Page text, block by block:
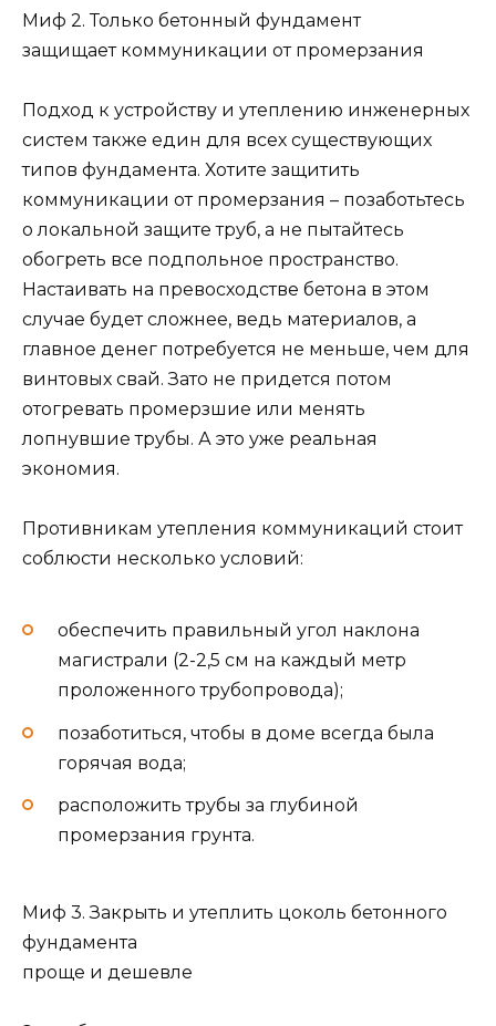
Миф 2. Только бетонный фундамент
защищает коммуникации от промерзания
Подход к устройству и утеплению инженерных
систем также един для всех существующих
типов фундамента. Хотите защитить
коммуникации от промерзания – позаботьтесь
о локальной защите труб, а не пытайтесь
обогреть все подпольное пространство.
Настаивать на превосходстве бетона в этом
случае будет сложнее, ведь материалов, а
главное денег потребуется не меньше, чем для
винтовых свай. Зато не придется потом
отогревать промерзшие или менять
лопнувшие трубы. А это уже реальная
экономия.
Противникам утепления коммуникаций стоит
соблюсти несколько условий:
обеспечить правильный угол наклона
магистрали (2-2,5 см на каждый метр
проложенного трубопровода);
позаботиться, чтобы в доме всегда была
горячая вода;
расположить трубы за глубиной
промерзания грунта.
Миф 3. Закрыть и утеплить цоколь бетонного
фундамента
проще и дешевле